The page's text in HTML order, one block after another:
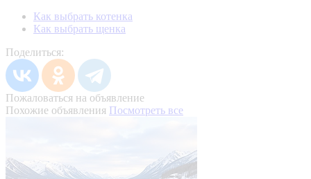
Как выбрать котенка
Как выбрать щенка
Поделиться:
Пожаловаться на объявление
Похожие объявления Посмотреть все